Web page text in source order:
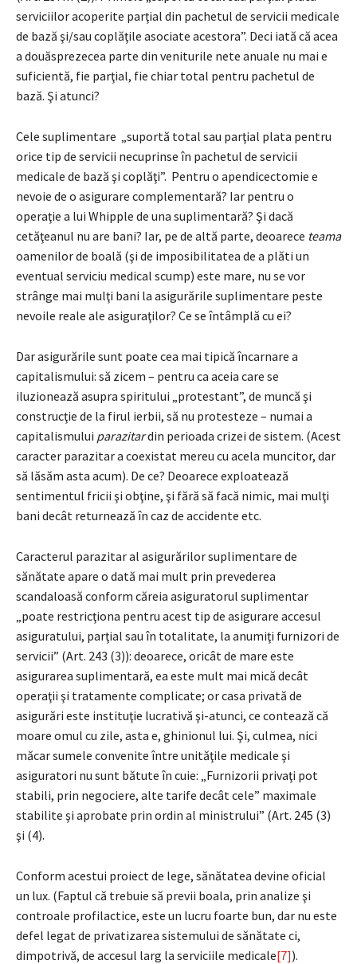
serviciilor acoperite parţial din pachetul de servicii medicale
de bază şi/sau coplăţile asociate acestora”. Deci iată că acea
a douăsprezecea parte din veniturile nete anuale nu mai e
suficientă, fie parţial, fie chiar total pentru pachetul de
bază. Şi atunci?
Cele suplimentare „suportă total sau parţial plata pentru
orice tip de servicii necuprinse în pachetul de servicii
medicale de bază şi coplăţi”. Pentru o apendicectomie e
nevoie de o asigurare complementară? Iar pentru o
operaţie a lui Whipple de una suplimentară? Şi dacă
cetăţeanul nu are bani? Iar, pe de altă parte, deoarece teama
oamenilor de boală (şi de imposibilitatea de a plăti un
eventual serviciu medical scump) este mare, nu se vor
strânge mai mulţi bani la asigurările suplimentare peste
nevoile reale ale asiguraţilor? Ce se întâmplă cu ei?
Dar asigurările sunt poate cea mai tipică încarnare a
capitalismului: să zicem – pentru ca aceia care se
iluzionează asupra spiritului „protestant”, de muncă şi
construcţie de la firul ierbii, să nu protesteze – numai a
capitalismului parazitardin perioada crizei de sistem. (Acest
caracter parazitar a coexistat mereu cu acela muncitor, dar
să lăsăm asta acum). De ce? Deoarece exploatează
sentimentul fricii şi obţine, şi fără să facă nimic, mai mulţi
bani decât returnează în caz de accidente etc.
Caracterul parazitar al asigurărilor suplimentare de
sănătate apare o dată mai mult prin prevederea
scandaloasă conform căreia asiguratorul suplimentar
„poate restricţiona pentru acest tip de asigurare accesul
asiguratului, parţial sau în totalitate, la anumiţi furnizori de
servicii” (Art. 243 (3)): deoarece, oricât de mare este
asigurarea suplimentară, ea este mult mai mică decât
operaţii şi tratamente complicate; or casa privată de
asigurări este instituţie lucrativă şi-atunci, ce contează că
moare omul cu zile, asta e, ghinionul lui. Şi, culmea, nici
măcar sumele convenite între unităţile medicale şi
asiguratori nu sunt bătute în cuie: „Furnizorii privaţi pot
stabili, prin negociere, alte tarife decât cele” maximale
stabilite şi aprobate prin ordin al ministrului” (Art. 245 (3)
şi (4).
Conform acestui proiect de lege, sănătatea devine oficial
un lux. (Faptul că trebuie să previi boala, prin analize şi
controale profilactice, este un lucru foarte bun, dar nu este
defel legat de privatizarea sistemului de sănătate ci,
dimpotrivă, de accesul larg la serviciile medicale[7]).